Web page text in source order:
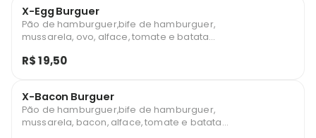
X-Egg Burguer
Pão de hamburguer,bife de hamburguer,
mussarela, ovo, alface, tomate e batata
R$ 19,50
X-Bacon Burguer
Pão de hamburguer,bife de hamburguer,
mussarela, bacon, alface, tomate e batata